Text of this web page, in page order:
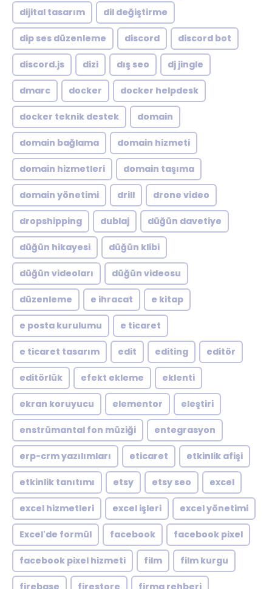
dijital tasarım dil değiştirme
dip ses düzenleme discord discord bot
discord.js dizi dış seo dj jingle
dmarc docker docker helpdesk
docker teknik destek domain
domain bağlama domain hizmeti
domain hizmetleri domain taşıma
domain yönetimi drill drone video
dropshipping dublaj düğün davetiye
düğün hikayesi düğün klibi
düğün videoları düğün videosu
düzenleme e ihracat e kitap
e posta kurulumu e ticaret
e ticaret tasarım edit editing editör
editörlük efekt ekleme eklenti
ekran koruyucu elementor eleştiri
enstrümantal fon müziği entegrasyon
erp-crm yazılımları eticaret etkinlik afişi
etkinlik tanıtımı etsy etsy seo excel
excel hizmetleri excel işleri excel yönetimi
Excel'de formül facebook facebook pixel
facebook pixel hizmeti film film kurgu
firebase firestore firma rehberi